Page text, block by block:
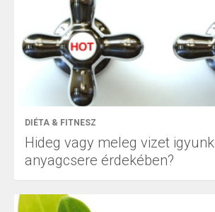
DIÉTA & FITNESZ
Hideg vagy meleg vizet
anyagcsere érdekében?